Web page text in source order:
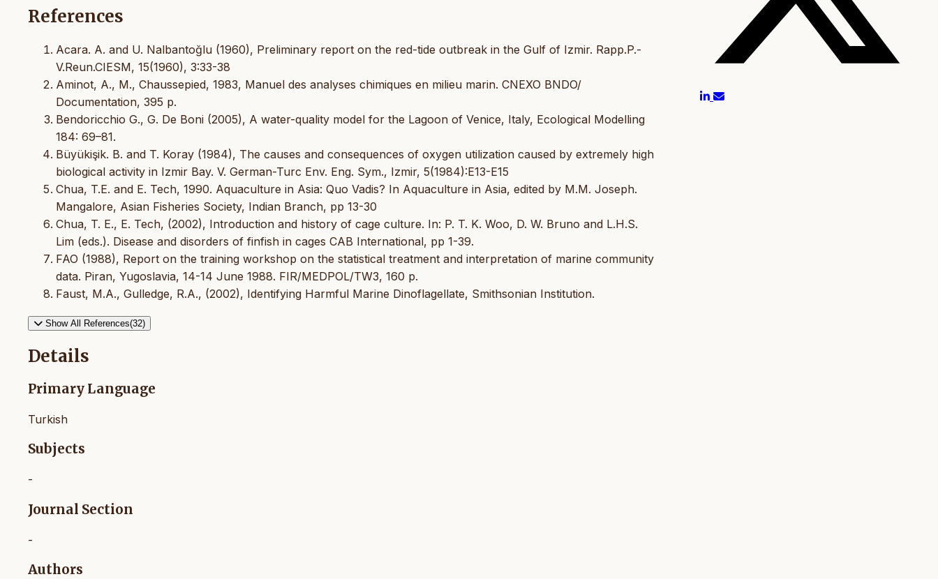
References
Acara. A. and U. Nalbantoğlu (1960), Preliminary report on the red-tide outbreak in the Gulf of Izmir. Rapp.P.-
V.Reun.CIESM, 15(1960), 3:33-38
Aminot, A., M., Chaussepied, 1983, Manuel des analyses chimiques en milieu marin. CNEXO BNDO/
Documentation, 395 p.
Bendoricchio G., G. De Boni (2005), A water-quality model for the Lagoon of Venice, Italy, Ecological Modelling
184: 69–81.
Büyükişik. B. and T. Koray (1984), The causes and consequences of oxygen utilization caused by extremely high
biological activity in Izmir Bay. V. German-Turc Env. Eng. Sym., Izmir, 5(1984):E13-E15
Chua, T.E. and E. Tech, 1990. Aquaculture in Asia: Quo Vadis? In Aquaculture in Asia, edited by M.M. Joseph.
Mangalore, Asian Fisheries Society, Indian Branch, pp 13-30
Chua, T. E., E. Tech, (2002), Introduction and history of cage culture. In: P. T. K. Woo, D. W. Bruno and L.H.S.
Lim (eds.). Disease and disorders of finfish in cages CAB International, pp 1-39.
FAO (1988), Report on the training workshop on the statistical treatment and interpretation of marine community
data. Piran, Yugoslavia, 14-14 June 1988. FIR/MEDPOL/TW3, 160 p.
Faust, M.A., Gulledge, R.A., (2002), Identifying Harmful Marine Dinoflagellate, Smithsonian Institution.
Show All References(32)
Details
Primary Language
Turkish
Subjects
-
Journal Section
-
Authors